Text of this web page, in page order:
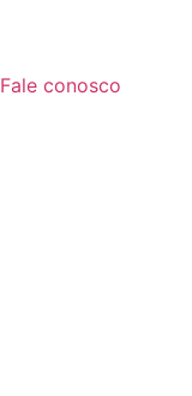
Fale conosco